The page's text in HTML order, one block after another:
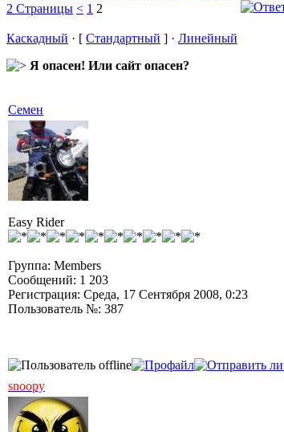
2 Страницы < 1 2
Каскадный · [ Стандартный ] · Линейный
Я опасен! Или сайт опасен?
Семен
Easy Rider
Группа: Members
Сообщений: 1 203
Регистрация: Среда, 17 Сентября 2008, 0:23
Пользователь №: 387
snoopy